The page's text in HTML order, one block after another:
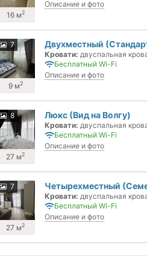
16 м2
Описание и фото
7
9 м2
Двухместный
Кровати: двуспальная
Бесплатный Wi-Fi
Описание и фото
8
27 м2
Люкс (Вид на Волгу)
Кровати: двуспальная
Бесплатный Wi-Fi
Описание и фото
7
27 м2
Четырехместный
Кровати: двуспальная
Бесплатный Wi-Fi
Описание и фото